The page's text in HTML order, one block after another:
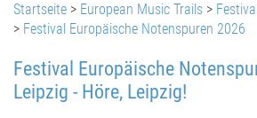
Startseite > European Music Trails >
> Festival Europäische Notenspuren 2026
Festival Europäische
Leipzig - Höre, Leipzig!